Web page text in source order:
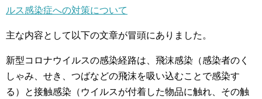
ルス感染症への対策について
主な内容として以下の文章が冒頭にありました。
新型コロナウイルスの感染経路は、飛沫感染（感染者のく
しゃみ、せき、つばなどの飛沫を吸い込むことで感染す
る）と接触感染（ウイルスが付着した物品に触れ、その触